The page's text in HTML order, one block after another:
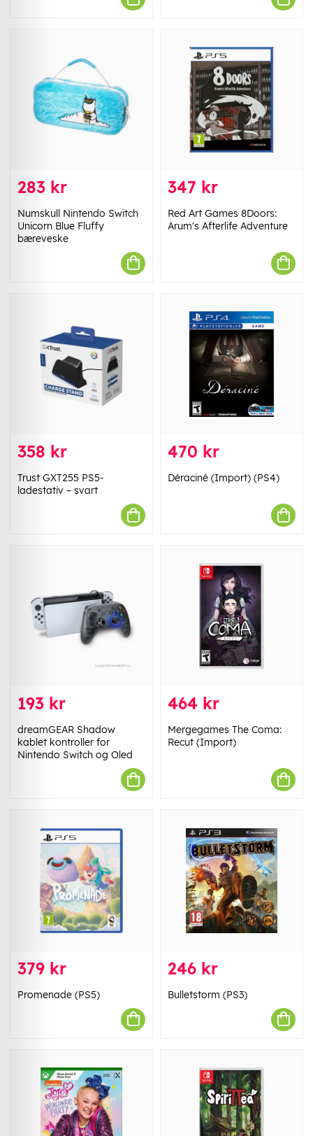
283 kr
Numskull Nintendo Switch
Unicorn Blue Fluffy
bæreveske
347 kr
Red Art Games 8Doors:
Arum's Afterlife Adventure
358 kr
Trust GXT255 PS5-
ladestativ – svart
470 kr
Déraciné (Import) (PS4)
193 kr
dreamGEAR Shadow
kablet kontroller for
Nintendo Switch og Oled
464 kr
Mergegames The Coma:
Recut (Import)
379 kr
Promenade (PS5)
246 kr
Bulletstorm (PS3)